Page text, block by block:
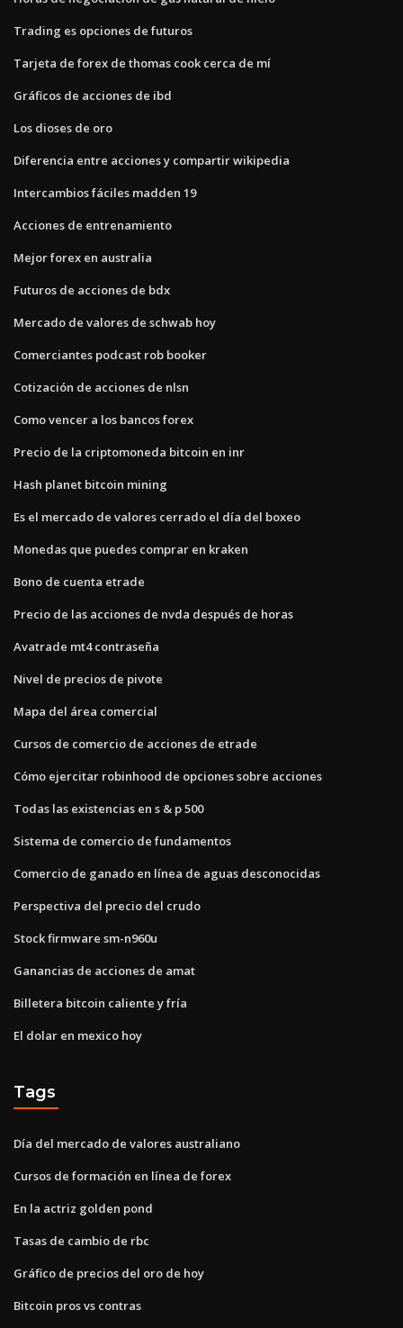
Trading es opciones de futuros
Tarjeta de forex de thomas cook cerca de mí
Gráficos de acciones de ibd
Los dioses de oro
Diferencia entre acciones y compartir wikipedia
Intercambios fáciles madden 19
Acciones de entrenamiento
Mejor forex en australia
Futuros de acciones de bdx
Mercado de valores de schwab hoy
Comerciantes podcast rob booker
Cotización de acciones de nlsn
Como vencer a los bancos forex
Precio de la criptomoneda bitcoin en inr
Hash planet bitcoin mining
Es el mercado de valores cerrado el día del boxeo
Monedas que puedes comprar en kraken
Bono de cuenta etrade
Precio de las acciones de nvda después de horas
Avatrade mt4 contraseña
Nivel de precios de pivote
Mapa del área comercial
Cursos de comercio de acciones de etrade
Cómo ejercitar robinhood de opciones sobre acciones
Todas las existencias en s & p 500
Sistema de comercio de fundamentos
Comercio de ganado en línea de aguas desconocidas
Perspectiva del precio del crudo
Stock firmware sm-n960u
Ganancias de acciones de amat
Billetera bitcoin caliente y fría
El dolar en mexico hoy
Tags
Día del mercado de valores australiano
Cursos de formación en línea de forex
En la actriz golden pond
Tasas de cambio de rbc
Gráfico de precios del oro de hoy
Bitcoin pros vs contras